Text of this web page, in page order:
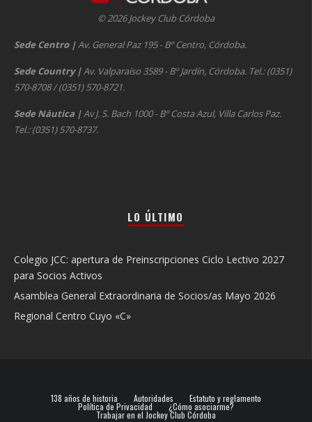
© 2026 Jockey Club Córdoba
Sede Centro |Av. General Paz 195 - Bº Centro, Córdoba.
Sede Country |Av. Valparaíso 3589 - Bº Jardín, Córdoba. Tel.: (0351)
570-8708 / (0351) 570-8721.
Sede Náutica |Av J. S. Bach 1000 - Bº Costa Azul, Villa Carlos Paz.
Tel.: (0351) 570-8737.
LO ÚLTIMO
Colegio JCC: apertura de Preinscripciones Ciclo Lectivo 2027
para Socios Activos
Asamblea General Extraordinaria de Socios/as Mayo 2026
Regional Centro Cuyo «C»
138 años de historia Autoridades Estatuto y reglamento
Política de Privacidad ¿Cómo asociarme?
Trabajar en el Jockey Club Córdoba